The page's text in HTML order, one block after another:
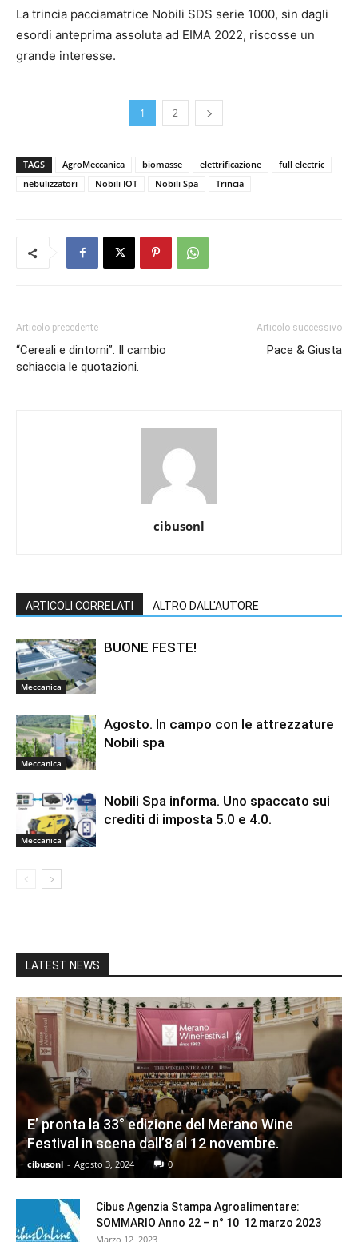
La trincia pacciamatrice Nobili SDS serie 1000, sin dagli
esordi anteprima assoluta ad EIMA 2022, riscosse un
grande interesse.
1 2
TAGS AgroMeccanica biomasse elettrificazione
full electric
nebulizzatori
Nobili IOT Nobili Spa Trincia
Articolo precedente
“Cereali e dintorni”. Il cambio
schiaccia le quotazioni.
Articolo successivo
Pace & Giusta
cibusonl
ARTICOLI CORRELATI ALTRO DALL'AUTORE
Meccanica
BUONE FESTE!
Meccanica
Agosto. In campo con le attrezzature
Nobili spa
Meccanica
Nobili Spa informa. Uno spaccato sui
crediti di imposta 5.0 e 4.0.
LATEST NEWS
E’ pronta la 33° edizione del Merano Wine
Festival in scena dall’8 al 12 novembre.
cibusonl - Agosto 3, 2024 0
Cibus Agenzia Stampa Agroalimentare:
SOMMARIO Anno 22 – n° 10 12 marzo 2023
Marzo 12, 2023